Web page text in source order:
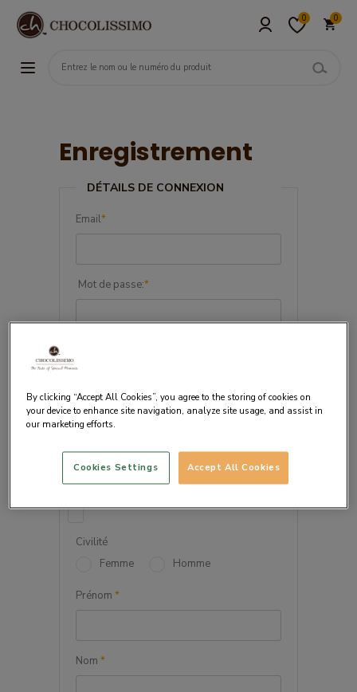
0 0
Enregistrement
DÉTAILS DE CONNEXION
Email*
Mot de passe:*
PERSONNELLES
Civilité
Femme
Homme
Prénom *
Nom *
By clicking “Accept All Cookies”, you agree to the storing of cookies on
your device to enhance site navigation, analyze site usage, and assist in
our marketing efforts.
Accept All Cookies
Cookies Settings